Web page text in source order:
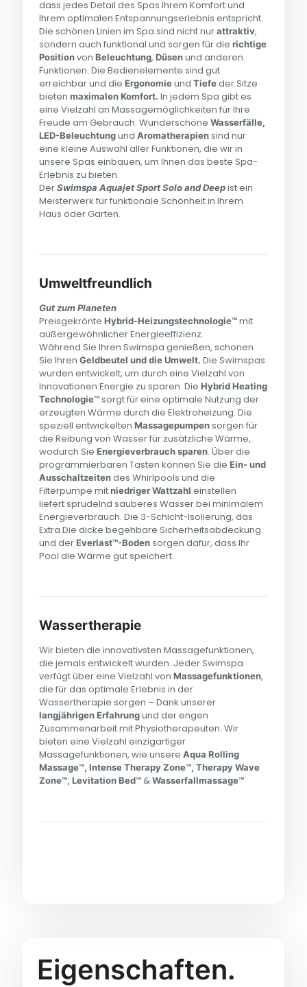
dass jedes Detail des Spas Ihrem Komfort und
Ihrem optimalen Entspannungserlebnis entspricht.
Die schönen Linien im Spa sind nicht nurattraktiv,
sondern auch funktional und sorgen für die richtige
PositionvonBeleuchtung,Düsenund anderen
Funktionen. Die Bedienelemente sind gut
erreichbar und dieErgonomieundTiefeder Sitze
bietenmaximalen Komfort. In jedem Spa gibt es
eine Vielzahl an Massagemöglichkeiten für Ihre
Freude am Gebrauch. WunderschöneWasserfälle,
LED-BeleuchtungundAromatherapiensind nur
eine kleine Auswahl aller Funktionen, die wir in
unsere Spas einbauen, um Ihnen das beste Spa-
Erlebnis zu bieten.
DerSwimspa Aquajet Sport Solo and Deep ist ein
Meisterwerk für funktionale Schönheit in Ihrem
Haus oder Garten.
Umweltfreundlich
Gut zum Planeten
PreisgekrönteHybrid-Heizungstechnologie™mit
außergewöhnlicher Energieeffizienz.
Während Sie Ihren Swimspa genießen, schonen
Sie IhrenGeldbeutel und die Umwelt.Die Swimspas
wurden entwickelt, um durch eine Vielzahl von
Innovationen Energie zu sparen. DieHybrid Heating
Technologie™sorgt für eine optimale Nutzung der
erzeugten Wärme durch die Elektroheizung. Die
speziell entwickeltenMassagepumpensorgen für
die Reibung von Wasser für zusätzliche Wärme,
wodurch SieEnergieverbrauch sparen. Über die
programmierbaren Tasten können Sie dieEin- und
Ausschaltzeitendes Whirlpools und die
Filterpumpe mitniedriger Wattzahl einstellen
liefert sprudelnd sauberes Wasser bei minimalem
Energieverbrauch. Die 3-Schicht-Isolierung, das
Extra Die dicke begehbare Sicherheitsabdeckung
und derEverlast™-Bodensorgen dafür, dass Ihr
Pool die Wärme gut speichert.
Wassertherapie
Wir bieten die innovativsten Massagefunktionen,
die jemals entwickelt wurden. Jeder Swimspa
verfügt über eine Vielzahl vonMassagefunktionen,
die für das optimale Erlebnis in der
Wassertherapie sorgen – Dank unserer
langjährigen Erfahrungund der engen
Zusammenarbeit mit Physiotherapeuten. Wir
bieten eine Vielzahl einzigartiger
Massagefunktionen, wie unsereAqua Rolling
Massage™, Intense Therapy Zone™, Therapy Wave
Zone™, Levitation Bed™&Wasserfallmassage™
Eigenschaften.